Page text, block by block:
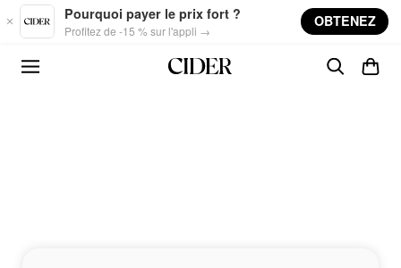
Skip to main content
Pourquoi payer le prix fort ?
Profitez de -15 % sur l'appli →
OBTENEZ